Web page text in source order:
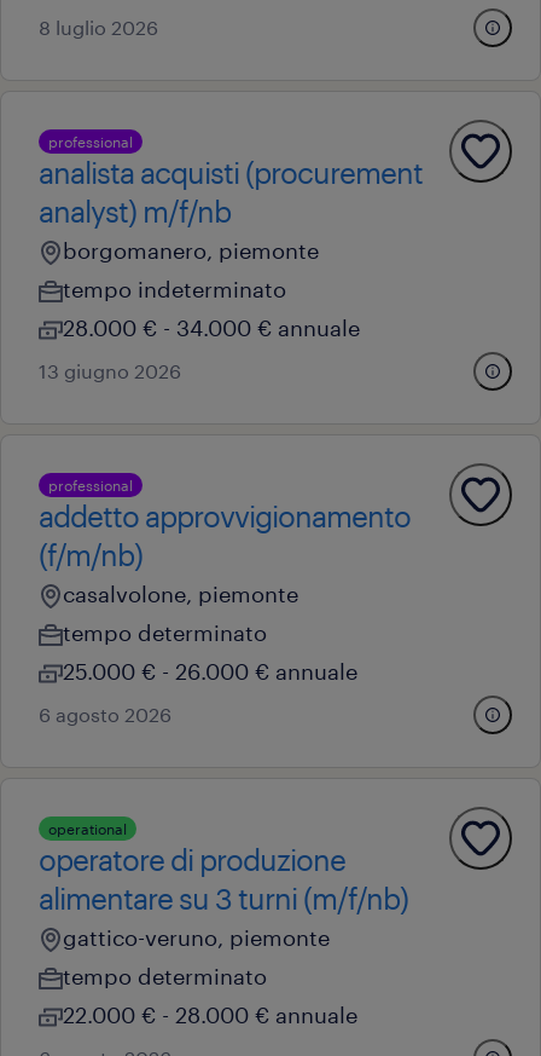
8 luglio 2026
professional
analista acquisti (procurement
analyst) m/f/nb
borgomanero, piemonte
tempo indeterminato
28.000 € - 34.000 € annuale
13 giugno 2026
professional
addetto approvvigionamento
(f/m/nb)
casalvolone, piemonte
tempo determinato
25.000 € - 26.000 € annuale
6 agosto 2026
operational
operatore di produzione
alimentare su 3 turni (m/f/nb)
gattico-veruno, piemonte
tempo determinato
22.000 € - 28.000 € annuale